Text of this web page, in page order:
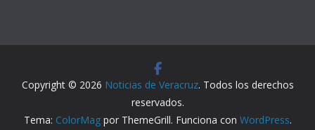
Copyright © 2026 Noticias de Veracruz. Todos los derechos
reservados.
Tema: ColorMagpor ThemeGrill. Funciona con WordPress.